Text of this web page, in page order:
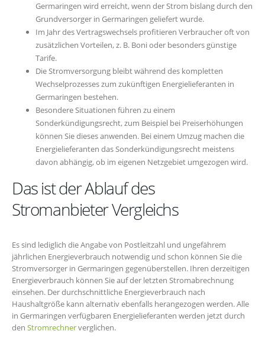
Germaringen wird erreicht, wenn der Strom bislang durch den
Grundversorger in Germaringen geliefert wurde.
Im Jahr des Vertragswechsels profitieren Verbraucher oft von
zusätzlichen Vorteilen, z. B. Boni oder besonders günstige
Tarife.
Die Stromversorgung bleibt während des kompletten
Wechselprozesses zum zukünftigen Energielieferanten in
Germaringen bestehen.
Besondere Situationen führen zu einem
Sonderkündigungsrecht, zum Beispiel bei Preiserhöhungen
können Sie dieses anwenden. Bei einem Umzug machen die
Energielieferanten das Sonderkündigungsrecht meistens
davon abhängig, ob im eigenen Netzgebiet umgezogen wird.
Das ist der Ablauf des
Stromanbieter Vergleichs
Es sind lediglich die Angabe von Postleitzahl und ungefährem
jährlichen Energieverbrauch notwendig und schon können Sie die
Stromversorger in Germaringen gegenüberstellen. Ihren derzeitigen
Energieverbrauch können Sie auf der letzten Stromabrechnung
einsehen. Der durchschnittliche Energieverbrauch nach
Haushaltgröße kann alternativ ebenfalls herangezogen werden. Alle
in Germaringen verfügbaren Energielieferanten werden jetzt durch
den Stromrechnerverglichen.